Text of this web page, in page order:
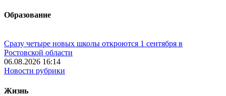
Образование
Сразу четыре новых школы откроются 1 сентября в
Ростовской области
06.08.2026 16:14
Новости рубрики
Жизнь